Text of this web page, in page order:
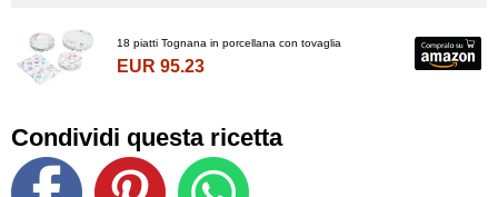
18 piatti Tognana in porcellana con tovaglia
EUR 95.23
Condividi questa ricetta